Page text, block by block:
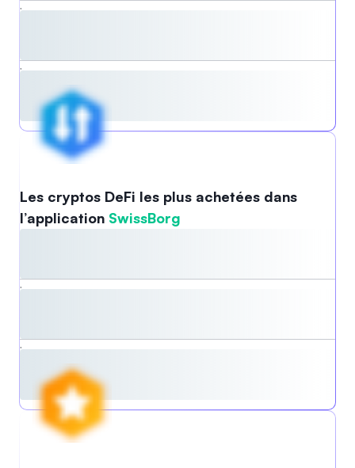
Les cryptos DeFi les plus achetées dans
l’application SwissBorg